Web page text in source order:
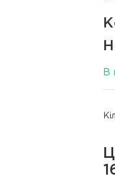
Спрей для
Гель для
Віск та пасти
Текстуруючі
L'ANZA Keratin
В